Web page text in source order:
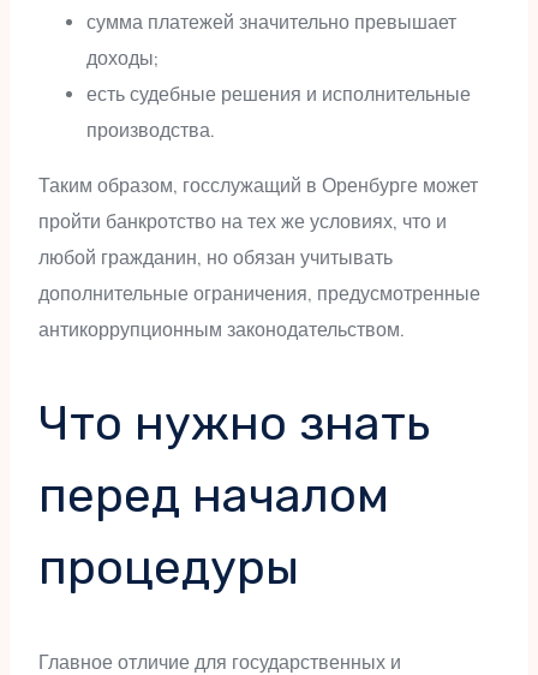
сумма платежей значительно превышает
доходы;
есть судебные решения и исполнительные
производства.
Таким образом, госслужащий в Оренбурге может
пройти банкротство на тех же условиях, что и
любой гражданин, но обязан учитывать
дополнительные ограничения, предусмотренные
антикоррупционным законодательством.
Что нужно знать
перед началом
процедуры
Главное отличие для государственных и